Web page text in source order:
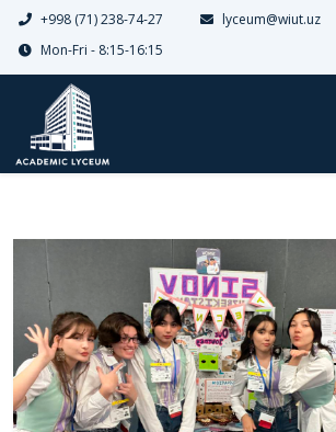
+998 (71) 238-74-27
lyceum@wiut.uz
Mon-Fri - 8:15-16:15